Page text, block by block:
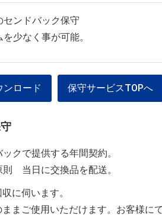
ンドバック保守
少なく事が可能。
ンロード 保守サービスTOPへ
クで提供する年間契約。
当日に交換品を配送。
に伺います。
まご使用いただけます。お客様に